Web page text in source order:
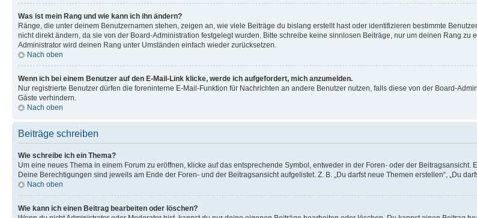
Was ist mein Rang und wie kann ich ihn ändern?
Ränge, die unter deinem Benutzernamen stehen, zeigen an, wie viele Beiträge du bislang erstellt hast oder identifizieren bestimmte
nicht direkt ändern, da sie von der Board-Administration festgelegt wurden. Bitte schreibe keine sinnlosen Beiträge, nur um deinen Rang
Administrator wird deinen Rang unter Umständen einfach wieder zurücksetzen.
Nach oben
Wenn ich bei einem Benutzer auf den E-Mail-Link klicke, werde ich aufgefordert, mich anzumelden.
Nur registrierte Benutzer dürfen die foreninterne E-Mail-Funktion für Nachrichten an andere Benutzer nutzen, falls diese von der Board-
Gäste verhindern.
Nach oben
Beiträge schreiben
Wie schreibe ich ein Thema?
Um eine neues Thema in einem Forum zu eröffnen, klicke auf das entsprechende Symbol, entweder in der Foren- oder der
Deine Berechtigungen sind jeweils am Ende der Foren- und der Beitragsansicht aufgelistet. Z. B. „Du darfst neue Themen erstellen“, „Du
Nach oben
Wie kann ich einen Beitrag bearbeiten oder löschen?